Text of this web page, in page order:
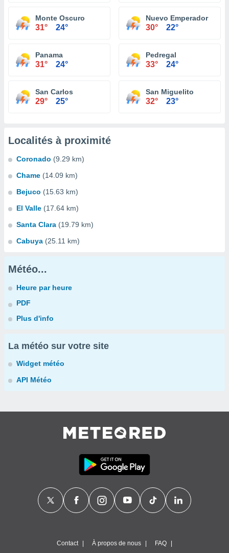
Monte Oscuro
31° 24°
Nuevo Emperador
30° 22°
Panama
31° 24°
Pedregal
33° 24°
San Carlos
29° 25°
San Miguelito
32° 23°
Localités à proximité
Coronado (9.29 km)
Chame (14.09 km)
Bejuco (15.63 km)
El Valle (17.64 km)
Santa Clara (19.79 km)
Cabuya (25.11 km)
Météo...
Heure par heure
PDF
Plus d'info
La météo sur votre site
Widget météo
API Météo
Contact À propos de nous FAQ